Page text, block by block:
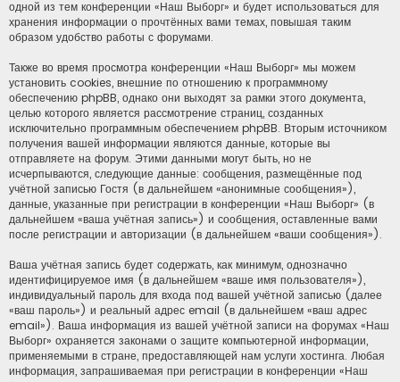
одной из тем конференции «Наш Выборг» и будет использоваться для
хранения информации о прочтённых вами темах, повышая таким
образом удобство работы с форумами.
Также во время просмотра конференции «Наш Выборг» мы можем
установить cookies, внешние по отношению к программному
обеспечению phpBB, однако они выходят за рамки этого документа,
целью которого является рассмотрение страниц, созданных
исключительно программным обеспечением phpBB. Вторым источником
получения вашей информации являются данные, которые вы
отправляете на форум. Этими данными могут быть, но не
исчерпываются, следующие данные: сообщения, размещённые под
учётной записью Гостя (в дальнейшем «анонимные сообщения»),
данные, указанные при регистрации в конференции «Наш Выборг» (в
дальнейшем «ваша учётная запись») и сообщения, оставленные вами
после регистрации и авторизации (в дальнейшем «ваши сообщения»).
Ваша учётная запись будет содержать, как минимум, однозначно
идентифицируемое имя (в дальнейшем «ваше имя пользователя»),
индивидуальный пароль для входа под вашей учётной записью (далее
«ваш пароль») и реальный адрес email (в дальнейшем «ваш адрес
email»). Ваша информация из вашей учётной записи на форумах «Наш
Выборг» охраняется законами о защите компьютерной информации,
применяемыми в стране, предоставляющей нам услуги хостинга. Любая
информация, запрашиваемая при регистрации в конференции «Наш